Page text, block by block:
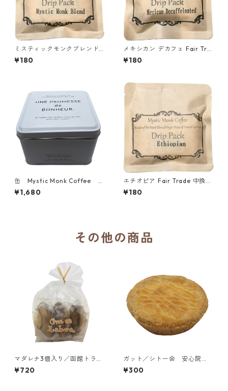
ミスティックモンクブレンド
中挽き ドリップパック12ｇ
（Mystic Monk Coffee）／ア
¥180
メキシカン デカフェ Fair Tra
de ドリップパック12g（Mysti
c Monk Coffee）／アメリカ
¥180
缶 Mystic Monk Coffee 4
種 中挽き ドリップパック12ｇ
×8パック／アメリカ カルメル
¥1,680
エチオピア Fair Trade 中挽き
ドリップパック12ｇ（Mystic
Monk Coffee）／アメリカ カ
¥180
その他の商品
マダレナ3個入り／函館トラピ
スチヌ修道院 天使園
¥720
ガット／シトー会 安心院
（あじむ）トラピスチヌ修道
院
¥300